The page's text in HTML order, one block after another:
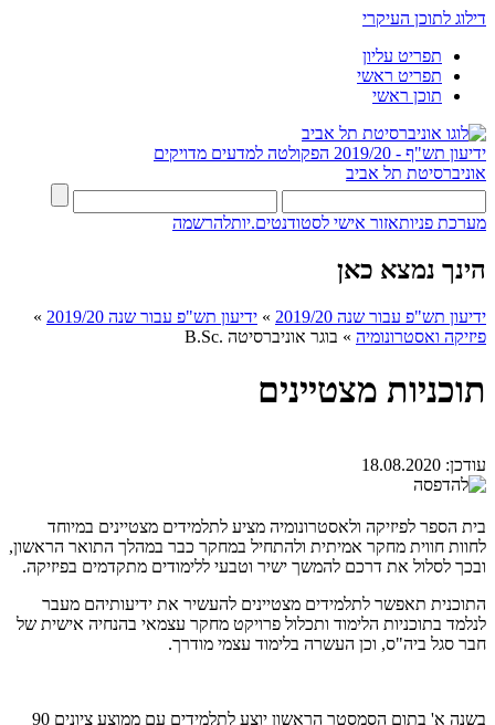
דילוג לתוכן העיקרי
תפריט עליון
תפריט ראשי
תוכן ראשי
ידיעון תש"ף - 2019/20
הפקולטה למדעים מדויקים
אוניברסיטת תל אביב
מערכת פניותאזור אישי לסטודנטים.יותלהרשמה
הינך נמצא כאן
ידיעון תש"פ עבור שנה 2019/20 » ידיעון תש"פ עבור שנה 2019/20
»
פיזיקה ואסטרונומיה » בוגר אוניברסיטה .B.Sc
תוכניות מצטיינים
עודכן: 18.08.2020
בית הספר לפיזיקה ולאסטרונומיה מציע לתלמידים מצטיינים במיוחד
לחוות חווית מחקר אמיתית ולהתחיל במחקר כבר במהלך התואר הראשון,
ובכך לסלול את דרכם להמשך ישיר וטבעי ללימודים מתקדמים בפיזיקה.
התוכנית תאפשר לתלמידים מצטיינים להעשיר את ידיעותיהם מעבר
לנלמד בתוכניות הלימוד ותכלול פרויקט מחקר עצמאי בהנחיה אישית של
חבר סגל ביה"ס, וכן העשרה בלימוד עצמי מודרך.
בשנה א' בתום הסמסטר הראשון יוצע לתלמידים עם ממוצע ציונים 90